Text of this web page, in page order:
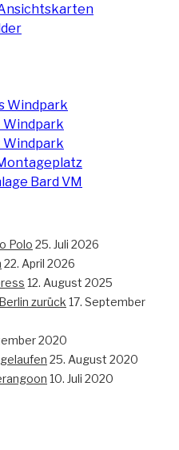
Windpark
Windpark
Windpark
Bard VM
Polo 25. Juli 2026
22. April 2026
12. August 2025
zurück 17. September
2020
25. August 2020
10. Juli 2020